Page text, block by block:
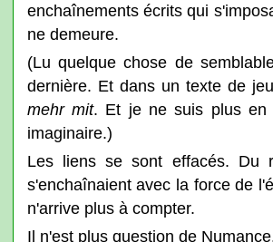
enchaînements écrits qui
ne demeure.
(Lu quelque chose de
dernière. Et dans un texte de
mehr mit. Et je ne suis plus en
imaginaire.)
Les liens se sont effacés. Du
s'enchaînaient avec la force de
n'arrive plus à compter.
Il n'est plus question de